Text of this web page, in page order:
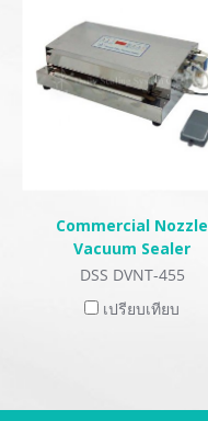
Commercial Nozzle
Vacuum Sealer
DSS DVNT-455
เปรียบเทียบ